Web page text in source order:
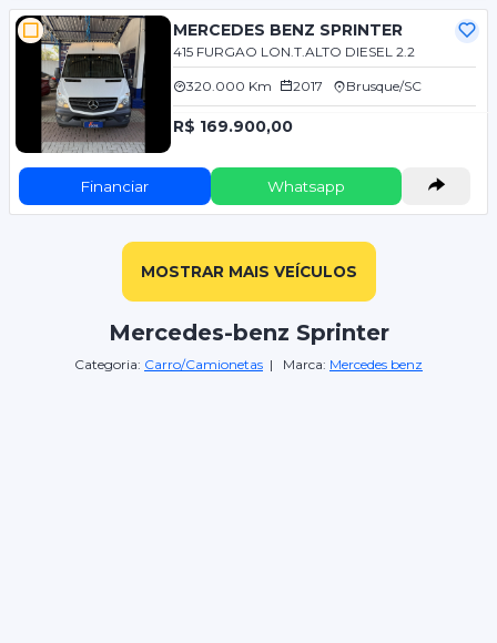
MERCEDES BENZ SPRINTER
415 FURGAO LON.T.ALTO DIESEL 2.2
320.000 Km 2017 Brusque/SC
R$ 169.900,00
Financiar Whatsapp
MOSTRAR MAIS VEÍCULOS
Mercedes-benz Sprinter
Categoria: Carro/Camionetas | Marca: Mercedes benz